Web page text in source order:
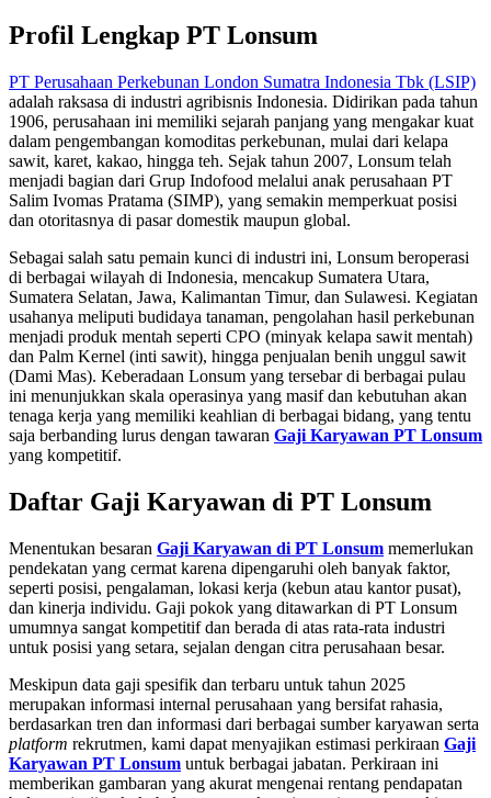
Profil Lengkap PT Lonsum
PT Perusahaan Perkebunan London Sumatra Indonesia Tbk (LSIP)
adalah raksasa di industri agribisnis Indonesia. Didirikan pada tahun
1906, perusahaan ini memiliki sejarah panjang yang mengakar kuat
dalam pengembangan komoditas perkebunan, mulai dari kelapa
sawit, karet, kakao, hingga teh. Sejak tahun 2007, Lonsum telah
menjadi bagian dari Grup Indofood melalui anak perusahaan PT
Salim Ivomas Pratama (SIMP), yang semakin memperkuat posisi
dan otoritasnya di pasar domestik maupun global.
Sebagai salah satu pemain kunci di industri ini, Lonsum beroperasi
di berbagai wilayah di Indonesia, mencakup Sumatera Utara,
Sumatera Selatan, Jawa, Kalimantan Timur, dan Sulawesi. Kegiatan
usahanya meliputi budidaya tanaman, pengolahan hasil perkebunan
menjadi produk mentah seperti CPO (minyak kelapa sawit mentah)
dan Palm Kernel (inti sawit), hingga penjualan benih unggul sawit
(Dami Mas). Keberadaan Lonsum yang tersebar di berbagai pulau
ini menunjukkan skala operasinya yang masif dan kebutuhan akan
tenaga kerja yang memiliki keahlian di berbagai bidang, yang tentu
saja berbanding lurus dengan tawaran Gaji Karyawan PT Lonsum
yang kompetitif.
Daftar Gaji Karyawan di PT Lonsum
Menentukan besaran Gaji Karyawan di PT Lonsum memerlukan
pendekatan yang cermat karena dipengaruhi oleh banyak faktor,
seperti posisi, pengalaman, lokasi kerja (kebun atau kantor pusat),
dan kinerja individu. Gaji pokok yang ditawarkan di PT Lonsum
umumnya sangat kompetitif dan berada di atas rata-rata industri
untuk posisi yang setara, sejalan dengan citra perusahaan besar.
Meskipun data gaji spesifik dan terbaru untuk tahun 2025
merupakan informasi internal perusahaan yang bersifat rahasia,
berdasarkan tren dan informasi dari berbagai sumber karyawan serta
platform rekrutmen, kami dapat menyajikan estimasi perkiraan Gaji
Karyawan PT Lonsum untuk berbagai jabatan. Perkiraan ini
memberikan gambaran yang akurat mengenai rentang pendapatan